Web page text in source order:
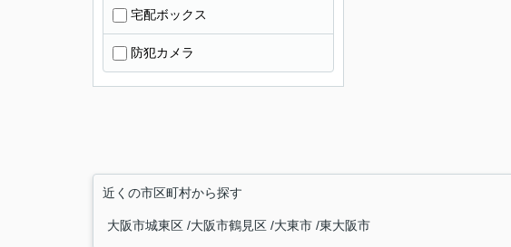
宅配ボックス
防犯カメラ
近くの市区町村から探す
大阪市城東区 大阪市鶴見区 大東市 東大阪市